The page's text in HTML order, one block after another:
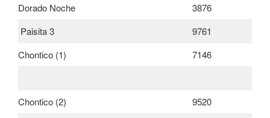
Dorado Noche
3876
Paisita 3
9761
Chontico (1)
7146
Chontico (2) 9520